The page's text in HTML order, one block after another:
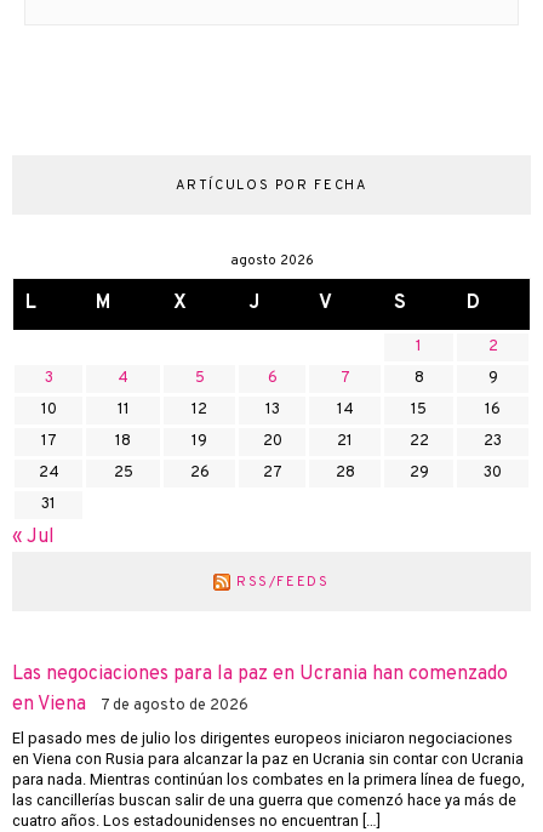
ARTÍCULOS POR FECHA
agosto 2026
L M X J V S D
1
2
3
4 5 6 7 8
9
10
11 12 13 14 15
16
17
18 19 20 21 22
23
24
25 26 27 28 29
30
31
« Jul
RSS/FEEDS
Las negociaciones para la paz en Ucrania han comenzado
en Viena
7 de agosto de 2026
El pasado mes de julio los dirigentes europeos iniciaron negociaciones
en Viena con Rusia para alcanzar la paz en Ucrania sin contar con Ucrania
para nada. Mientras continúan los combates en la primera línea de fuego,
las cancillerías buscan salir de una guerra que comenzó hace ya más de
cuatro años. Los estadounidenses no encuentran […]